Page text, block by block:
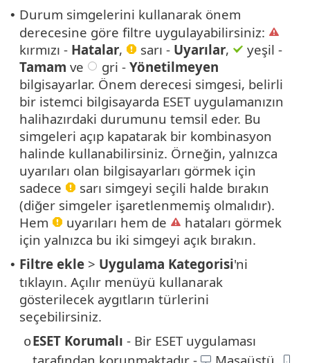
• Durum simgelerini kullanarak önem
derecesine göre filtre uygulayabilirsiniz:
kırmızı - Hatalar, sarı - Uyarılar,
yeşil -
Tamam ve gri - Yönetilmeyen
bilgisayarlar. Önem derecesi simgesi, belirli
bir istemci bilgisayarda ESET uygulamanızın
halihazırdaki durumunu temsil eder. Bu
simgeleri açıp kapatarak bir kombinasyon
halinde kullanabilirsiniz. Örneğin, yalnızca
uyarıları olan bilgisayarları görmek için
sadece
sarı simgeyi seçili halde bırakın
(diğer simgeler işaretlenmemiş olmalıdır).
Hem
uyarıları hem de
hataları görmek
için yalnızca bu iki simgeyi açık bırakın.
• Filtre ekle > Uygulama Kategorisi'ni
tıklayın. Açılır menüyü kullanarak
gösterilecek aygıtların türlerini
seçebilirsiniz.
oESET Korumalı - Bir ESET uygulaması